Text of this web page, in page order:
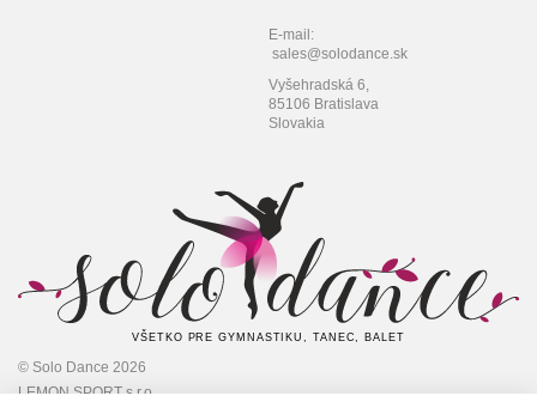
E-mail:
sales@solodance.sk
Vyšehradská 6,
85106 Bratislava
Slovakia
VŠETKO PRE GYMNASTIKU, TANEC, BALET
© Solo Dance 2026
LEMON SPORT s.r.o